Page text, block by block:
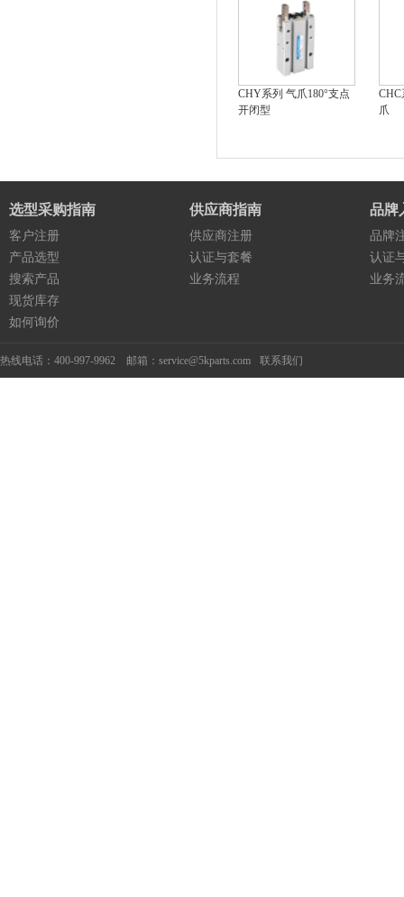
CHY系列 气爪180°支点
开闭型
爪
选型采购指南
客户注册
产品选型
搜索产品
现货库存
如何询价
供应商指南
供应商注册
认证与套餐
业务流程
品牌
品牌
认证
业务
热线电话：400-997-9962 邮箱：service@5kparts.com 联系我们